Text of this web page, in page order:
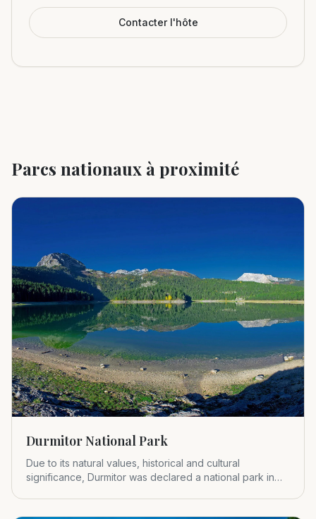
Contacter l'hôte
Parcs nationaux à proximité
Durmitor National Park
Due to its natural values, historical and cultural
significance, Durmitor was declared a national park in